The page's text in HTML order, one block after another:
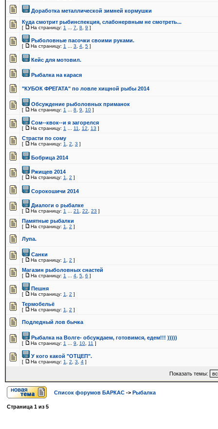
Доработка металлической зимней кормушки
Куда смотрит рыбинспекция, слабонервным не смотреть...
[ На страницу: 1 7 8 9 ]
Рыболовные пасочки своими руками.
[ На страницу: 1 3 4 5 ]
Кейс для мотовил.
Рыбалка на карася
"КУБОК ФРЕГАТА" по ловле хищной рыбы 2014
Обсуждение рыболовных приманок
[ На страницу: 1 8 9 10 ]
Сом--квок--и я загорелся
[ На страницу: 1 11 12 13 ]
Страсти по сому
[ На страницу: 1 2 3 ]
Бобрица 2014
Ржищев 2014
[ На страницу: 1 2 ]
Сорокошичи 2014
Диалоги о рыбалке
[ На страницу: 1 21 22 23 ]
Памятные рыбалки
[ На страницу: 1 2 ]
Лупа.
Санки
[ На страницу: 1 2 ]
Магазин рыболовных снастей
[ На страницу: 1 4 5 6 ]
Пешня
[ На страницу: 1 2 ]
Термобельё
[ На страницу: 1 2 ]
Подледный лов бычка
Рыбалка на Волге- обсуждаем, готовимся, едем!!! )))))
[ На страницу: 1 9 10 11 ]
У кого какой "ОТЦЕП".
[ На страницу: 1 2 3 4 ]
Показать темы:
Список форумов БАРКАС -> Рыбалка
Страница 1 из 5